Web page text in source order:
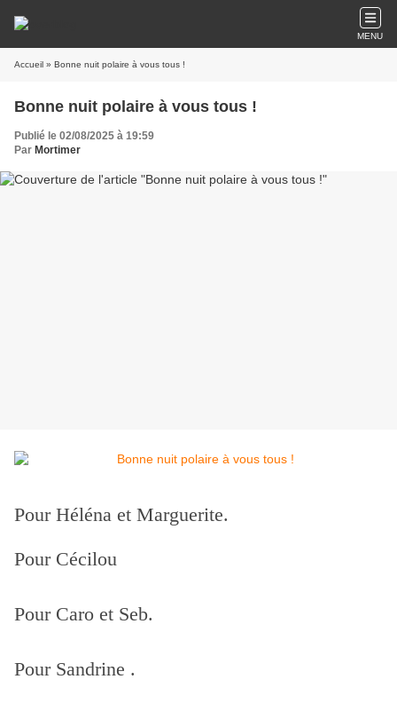
MENU
Accueil » Bonne nuit polaire à vous tous !
Bonne nuit polaire à vous tous !
Publié le 02/08/2025 à 19:59
Par Mortimer
Pour Héléna et Marguerite.
Pour Cécilou
Pour Caro et Seb.
Pour Sandrine .